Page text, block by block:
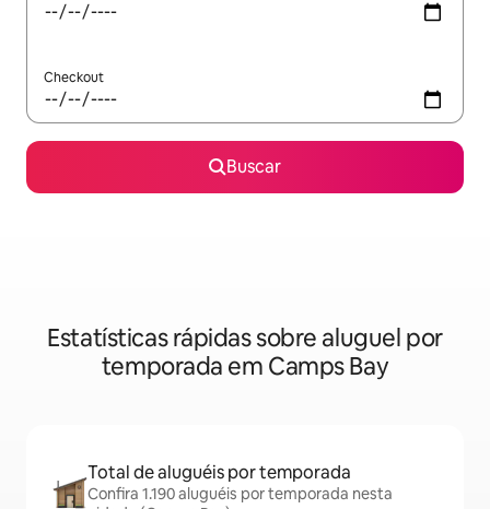
Checkout
Buscar
Estatísticas rápidas sobre aluguel por
temporada em Camps Bay
Total de aluguéis por temporada
Confira 1.190 aluguéis por temporada nesta